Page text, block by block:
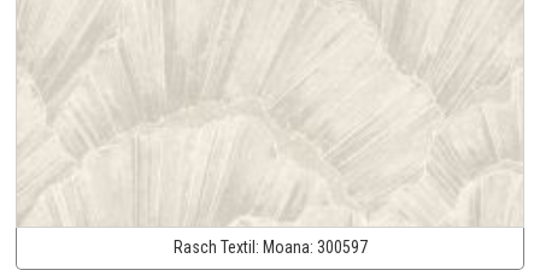
Rasch Textil: Moana: 300597